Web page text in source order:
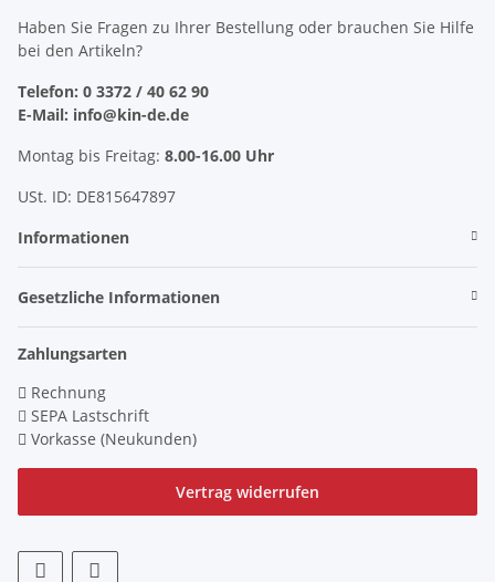
Haben Sie Fragen zu Ihrer Bestellung oder brauchen Sie Hilfe
bei den Artikeln?
Telefon: 0 3372 / 40 62 90
E-Mail: info@kin-de.de
Montag bis Freitag: 8.00-16.00 Uhr
USt. ID: DE815647897
Informationen
Gesetzliche Informationen
Zahlungsarten
Rechnung
SEPA Lastschrift
Vorkasse (Neukunden)
Vertrag widerrufen